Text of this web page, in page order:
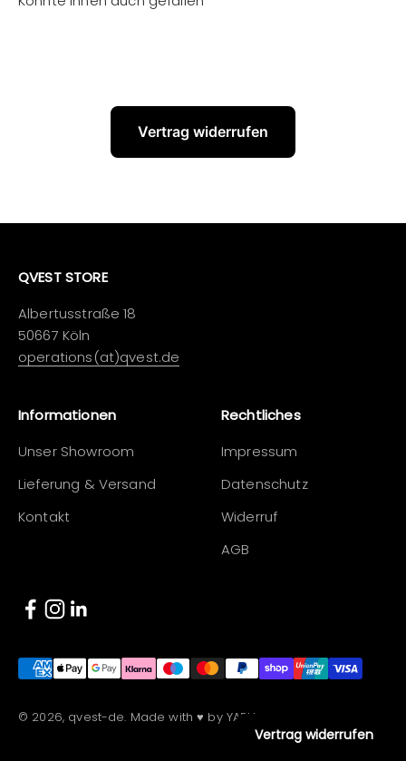
Vertrag widerrufen
QVEST STORE
Albertusstraße 18
50667 Köln
operations(at)qvest.de
Informationen
Unser Showroom
Lieferung & Versand
Kontakt
Rechtliches
Impressum
Datenschutz
Widerruf
AGB
© 2026, qvest-de. Made with ♥ by YARU.
Vertrag widerrufen